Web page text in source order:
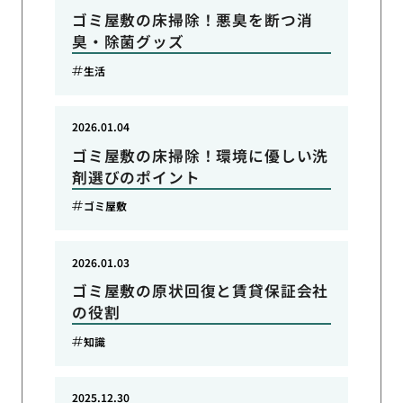
ゴミ屋敷の床掃除！悪臭を断つ消
臭・除菌グッズ
生活
ゴミ屋敷の床掃除！環境に優しい洗
剤選びのポイント
2026.01.04
ゴミ屋敷
ゴミ屋敷の原状回復と賃貸保証会社
の役割
2026.01.03
知識
2025.12.30